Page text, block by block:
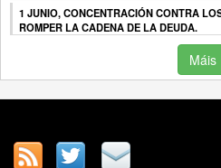
1 JUNIO, CONCENTRACIÓN CONTRA
ROMPER LA CADENA DE LA DEUDA.
Máis